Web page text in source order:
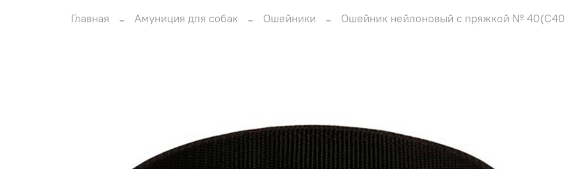
Главная Амуниция для собак Ошейники Ошейник нейлоновый с пряжкой №